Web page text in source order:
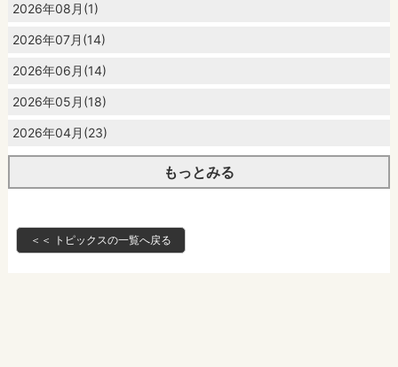
2026年08月(1)
2026年07月(14)
2026年06月(14)
2026年05月(18)
2026年04月(23)
もっとみる
＜＜ トピックスの一覧へ戻る